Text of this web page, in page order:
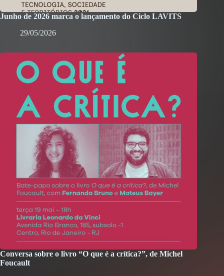
Junho de 2026 marca o lançamento do Ciclo LAVITS
29/05/2026
Conversa sobre o livro “O que é a crítica?”, de Michel
Foucault